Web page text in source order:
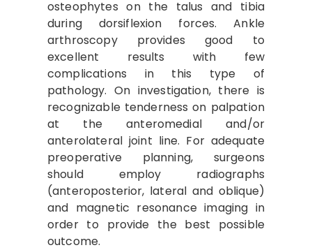
osteophytes on the talus and tibia
during dorsiflexion forces. Ankle
arthroscopy provides good to
excellent results with few
complications in this type of
pathology. On investigation, there is
recognizable tenderness on palpation
at the anteromedial and/or
anterolateral joint line. For adequate
preoperative planning, surgeons
should employ radiographs
(anteroposterior, lateral and oblique)
and magnetic resonance imaging in
order to provide the best possible
outcome.